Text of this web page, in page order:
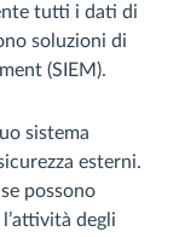
tutti i dati di
soluzioni di
(SIEM).
sistema
esterni.
possono
degli